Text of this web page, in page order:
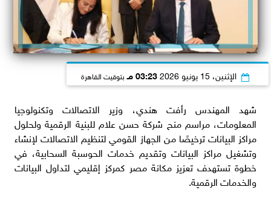
الإثنين، 15 يونيو 2026 03:23 مـ بتوقيت القاهرة
شهد المهندس رأفت هندي، وزير الاتصالات وتكنولوجيا
المعلومات، مراسم منح شركة حسن علام للبنية الرقمية ولحلول
مراكز البيانات ترخيصًا من الجهاز القومي لتنظيم الاتصالات لإنشاء
وتشغيل مراكز البيانات وتقديم خدمات الحوسبة السحابية، في
خطوة تستهدف تعزيز مكانة مصر كمركز إقليمي لتداول البيانات
والخدمات الرقمية.